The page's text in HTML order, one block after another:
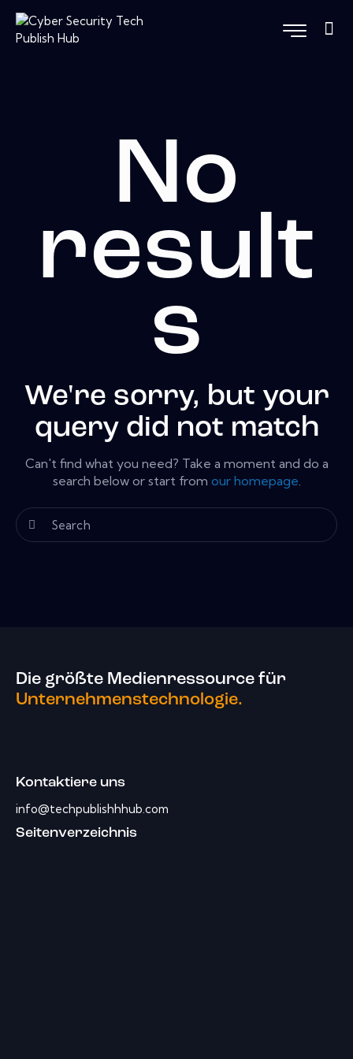
No
result
s
We're sorry, but your
query did not match
Can't find what you need? Take a moment and do a
search below or start from our homepage.
Die größte Medienressource für
Unternehmenstechnologie.
Kontaktiere uns
info@techpublishhhub.com
Seitenverzeichnis